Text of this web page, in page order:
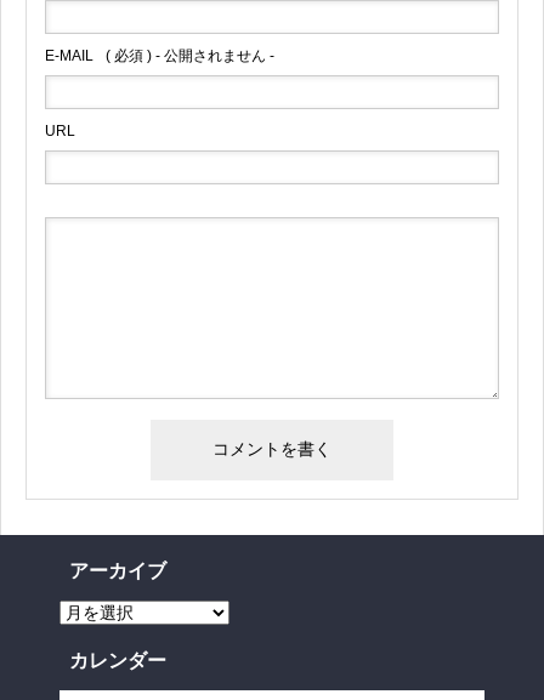
E-MAIL ( 必須 ) - 公開されません -
URL
アーカイブ
ア
ー
イ
ブ
カレンダー